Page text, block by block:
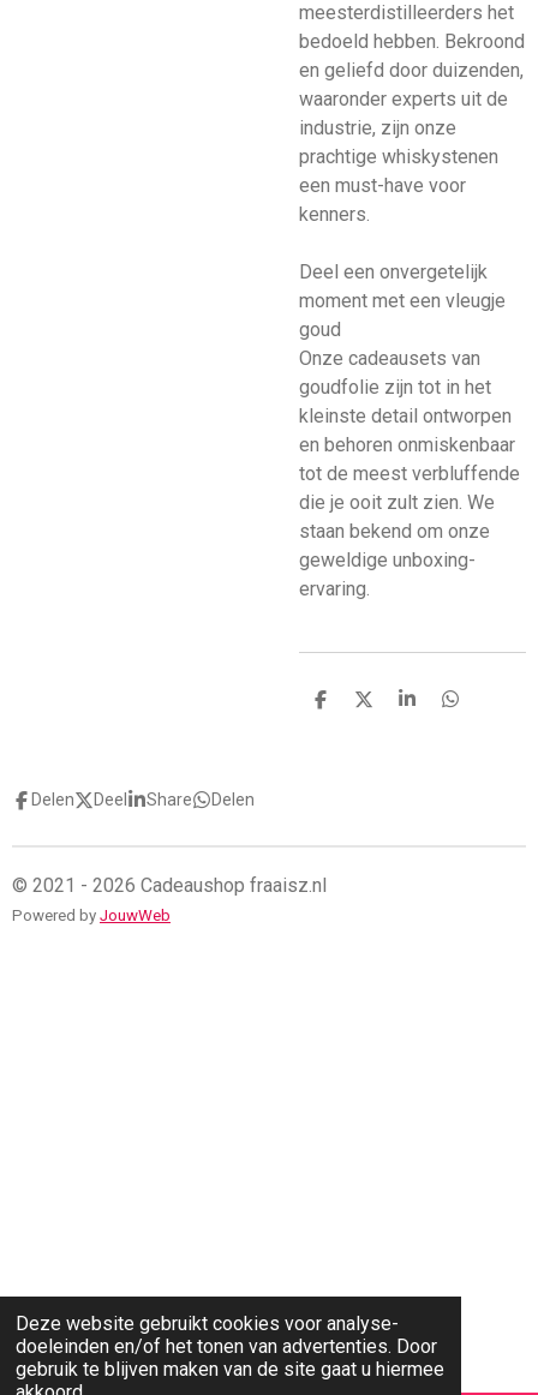
Deze website gebruikt cookies voor analyse-
doeleinden en/of het tonen van advertenties. Door
gebruik te blijven maken van de site gaat u hiermee
meesterdistilleerders het
bedoeld hebben. Bekroond
en geliefd door duizenden,
waaronder experts uit de
industrie, zijn onze
prachtige whiskystenen
een must-have voor
kenners.
Deel een onvergetelijk
moment met een vleugje
goud
Onze cadeausets van
goudfolie zijn tot in het
kleinste detail ontworpen
en behoren onmiskenbaar
tot de meest verbluffende
die je ooit zult zien. We
staan bekend om onze
geweldige unboxing-
ervaring.
D
D
S
D
Delen
Deel Share Delen
© 2021 - 2026 Cadeaushop fraaisz.nl
Powered by JouwWeb